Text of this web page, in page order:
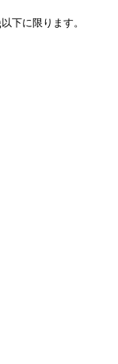
下に限ります。